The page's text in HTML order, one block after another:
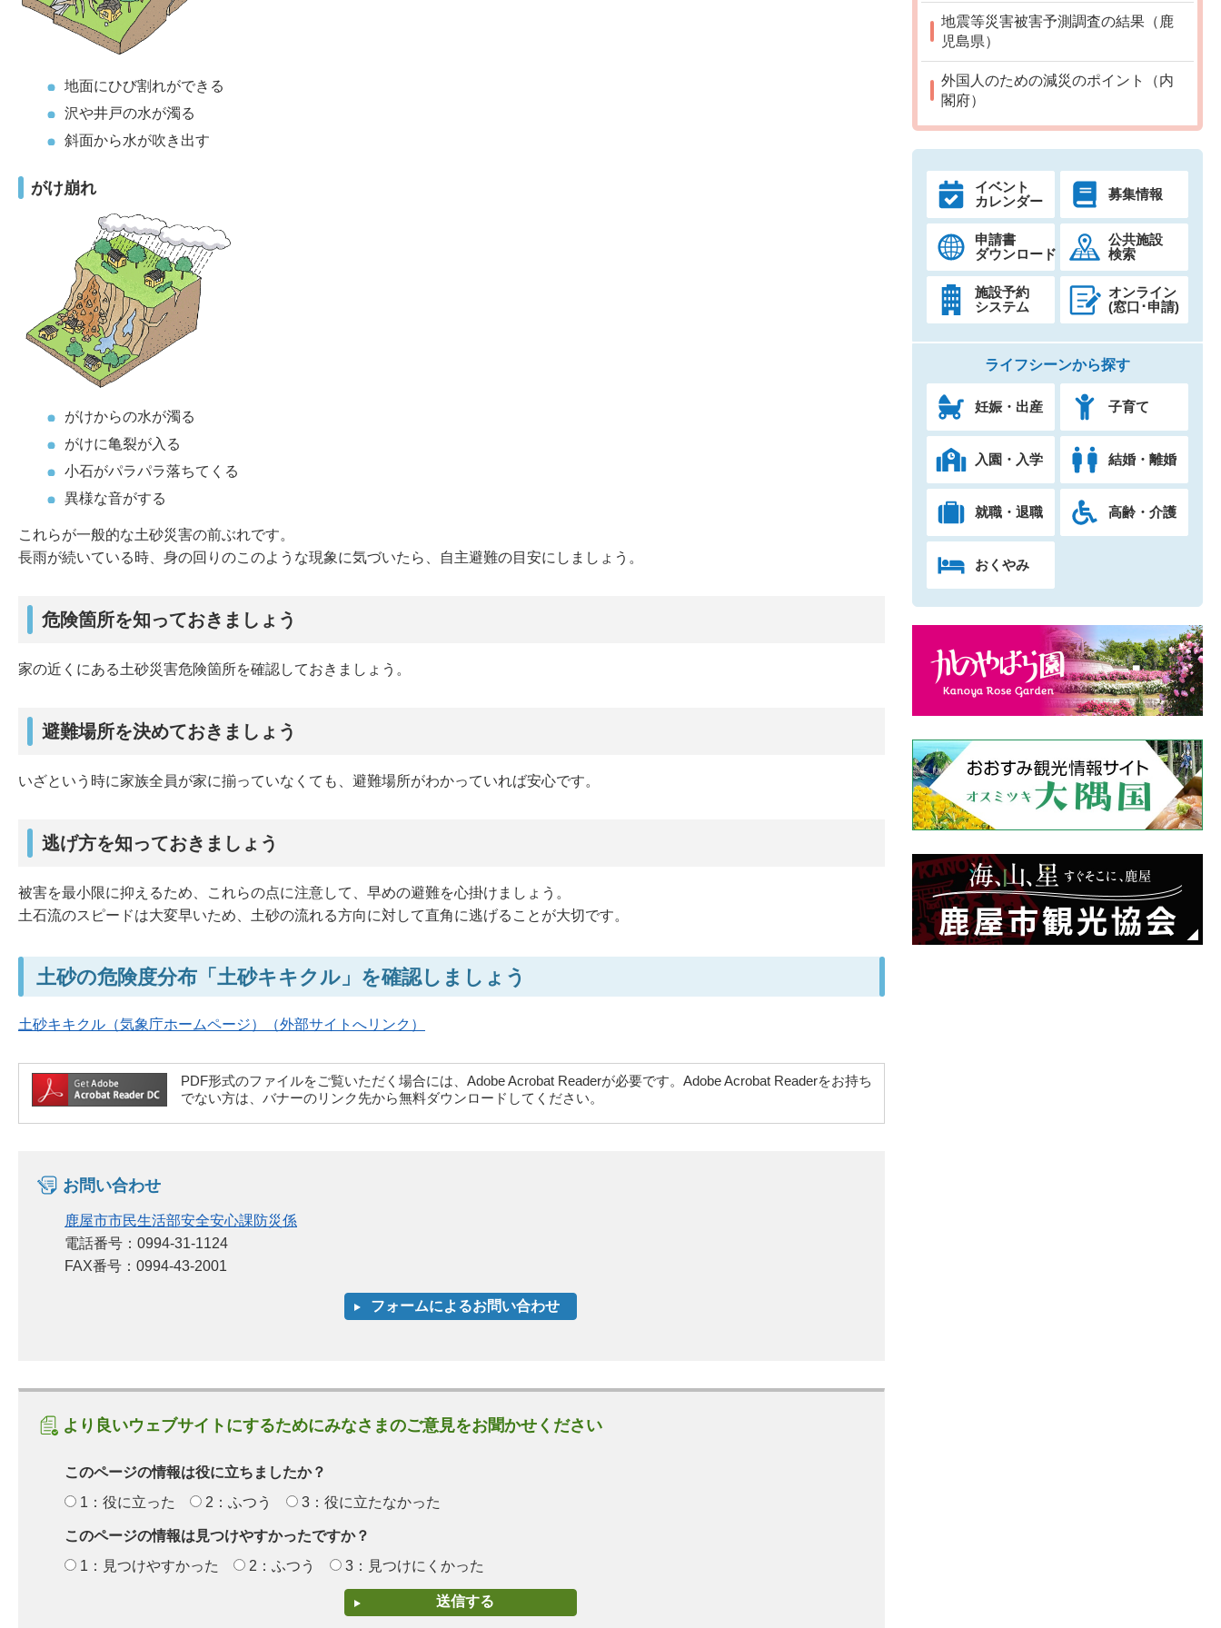
地面にひび割れができる
沢や井戸の水が濁る
斜面から水が吹き出す
がけ崩れ
がけからの水が濁る
がけに亀裂が入る
小石がパラパラ落ちてくる
異様な音がする
これらが一般的な土砂災害の前ぶれです。
長雨が続いている時、身の回りのこのような現象に気づいたら、自主避難の目安にしましょう。
危険箇所を知っておきましょう
家の近くにある土砂災害危険箇所を確認しておきましょう。
避難場所を決めておきましょう
いざという時に家族全員が家に揃っていなくても、避難場所がわかっていれば安心です。
逃げ方を知っておきましょう
被害を最小限に抑えるため、これらの点に注意して、早めの避難を心掛けましょう。
土石流のスピードは大変早いため、土砂の流れる方向に対して直角に逃げることが大切です。
土砂の危険度分布「土砂キキクル」を確認しましょう
土砂キキクル（気象庁ホームページ）（外部サイトへリンク）
PDF形式のファイルをご覧いただく場合には、Adobe Acrobat Readerが必要です。Adobe Acrobat Readerをお持ち
でない方は、バナーのリンク先から無料ダウンロードしてください。
お問い合わせ
鹿屋市市民生活部安全安心課防災係
電話番号：0994-31-1124
FAX番号：0994-43-2001
より良いウェブサイトにするためにみなさまのご意見をお聞かせください
このページの情報は役に立ちましたか？
1：役に立った
2：ふつう 3：役に立たなかった
このページの情報は見つけやすかったですか？
1：見つけやすかった
2：ふつう 3：見つけにくかった
地震等災害被害予測調査の結果（鹿
児島県）
外国人のための減災のポイント（内
閣府）
イベント
カレンダー
募集情報
申請書
ダウンロード
公共施設
検索
施設予約
システム
オンライン
(窓口･申請)
ライフシーンから探す
妊娠・出産 子育て
入園・入学 結婚・離婚
就職・退職 高齢・介護
おくやみ